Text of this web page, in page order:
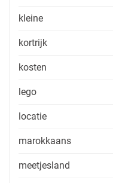
kleine
kortrijk
kosten
lego
locatie
marokkaans
meetjesland